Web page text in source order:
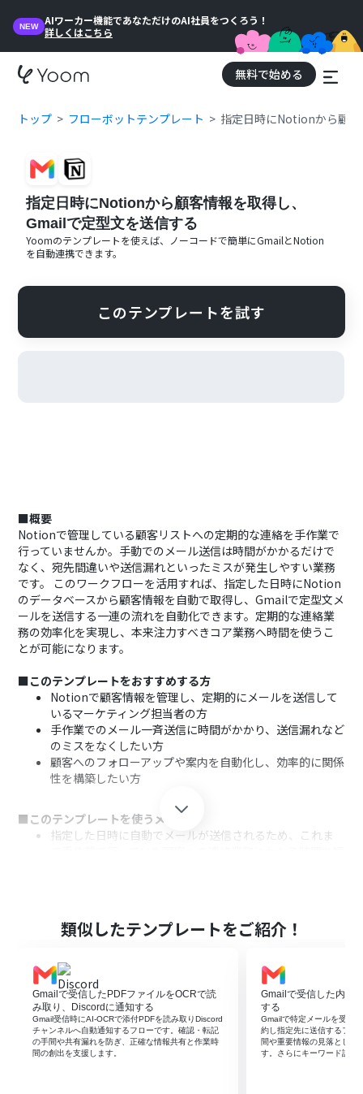
NEW
AIワーカー機能であなただけのAI社員をつくろう！
詳しくはこちら
無料で始める
トップ フローボットテンプレート 指定日時にNotionから顧
指定日時にNotionから顧客情報を取得し、
Gmailで定型文を送信する
Yoomのテンプレートを使えば、ノーコードで簡単にGmailとNotion
を自動連携できます。
このテンプレートを試す
■概要
Notionで管理している顧客リストへの定期的な連絡を手作業で
行っていませんか。手動でのメール送信は時間がかかるだけで
なく、宛先間違いや送信漏れといったミスが発生しやすい業務
です。 このワークフローを活用すれば、指定した日時にNotion
のデータベースから顧客情報を自動で取得し、Gmailで定型文メ
ールを送信する一連の流れを自動化できます。定期的な連絡業
務の効率化を実現し、本来注力すべきコア業務へ時間を使うこ
とが可能になります。
■このテンプレートをおすすめする方
Notionで顧客情報を管理し、定期的にメールを送信して
いるマーケティング担当者の方
手作業でのメール一斉送信に時間がかかり、送信漏れなど
のミスをなくしたい方
顧客へのフォローアップや案内を自動化し、効率的に関係
性を構築したい方
■このテンプレートを使うメリット
指定した日時に自動でメールが送信されるため、これま
はじめに、NotionとGmailをYoomと連携します。
次に、トリガーでスケジュールトリガーを選択し、「指定
した日時になったら」フローが起動するように設定しま
す。
続いて、オペレーションでNotionの「複数のレコードを
取得する」アクションを設定し、顧客情報が格納されたデ
類似したテンプレートをご紹介！
Gmailで受信したPDFファイルをOCRで読
み取り、Discordに通知する
Gmail受信時にAI-OCRで添付PDFを読み取りDiscord
チャンネルへ自動通知するフローです。確認・転記
の手間や共有漏れを防ぎ、正確な情報共有と作業時
間の創出を支援します。
Gmailで受信した内容
する
Gmailで特定メールを受信
約し指定先に送信するフロ
間や重要情報の見落としを
す。さらにキーワード設定